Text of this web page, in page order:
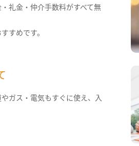
礼金・仲介手数料がすべて無
すめです。
ガス・電気もすぐに使え、入